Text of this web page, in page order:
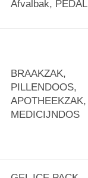
LEG
Afvalbak,
BRAAKZAK,
PILLENDOOS,
APOTHEEKZAK,
MEDICIJNDOS